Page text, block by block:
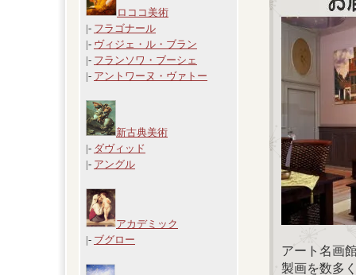
ロココ美術
|- フラゴナール
|- ヴィジェ・ル・ブラン
|- フランソワ・ブーシェ
|- アントワーヌ・ヴァトー
新古典美術
|- ダヴィッド
|- アングル
アカデミック
|- ブグロー
アート名画
製画を数多